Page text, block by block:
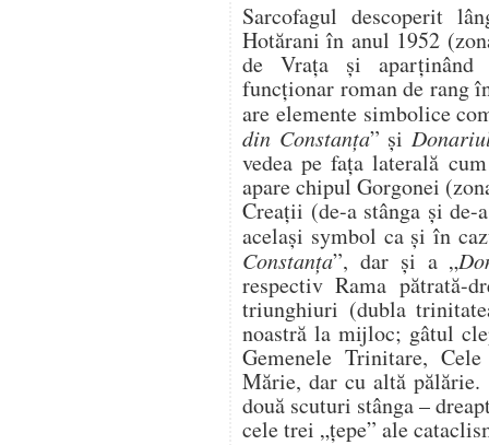
Sarcofagul descoperit
Hotărani în anul 1952
de Vrața și
funcţionar roman de rang
are elemente simbolice
din Constanța” și
vedea pe fața laterală
apare chipul Gorgonei
Creații (de-a stânga și de-
același symbol ca și în
Constanța”, dar și a „
respectiv Rama pătrată-
triunghiuri (dubla
noastră la mijloc; gâtul
Gemenele Trinitare,
Mărie, dar cu altă pălărie.
două scuturi stânga –
cele trei „țepe” ale